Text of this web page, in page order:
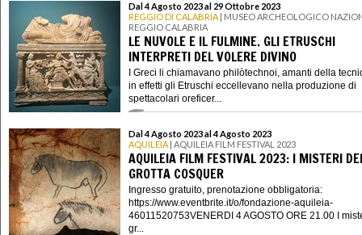
Dal 4 Agosto 2023 al 29 Ottobre 2023
REGGIO DI CALABRIA | MUSEO ARCHEOLOGICO
REGGIO CALABRIA
LE NUVOLE E IL FULMINE. GLI ETRUSCHI
INTERPRETI DEL VOLERE DIVINO
I Greci li chiamavano philòtechnoi, amanti della
in effetti gli Etruschi eccellevano nella produzione di
spettacolari oreficer...
Dal 4 Agosto 2023 al 4 Agosto 2023
AQUILEIA | AQUILEIA FILM FESTIVAL 2023
AQUILEIA FILM FESTIVAL 2023: I MISTERI
GROTTA COSQUER
Ingresso gratuito, prenotazione obbligatoria:
https://www.eventbrite.it/o/fondazione-aquileia-
46011520753VENERDI 4 AGOSTO ORE 21.00 I
gr...